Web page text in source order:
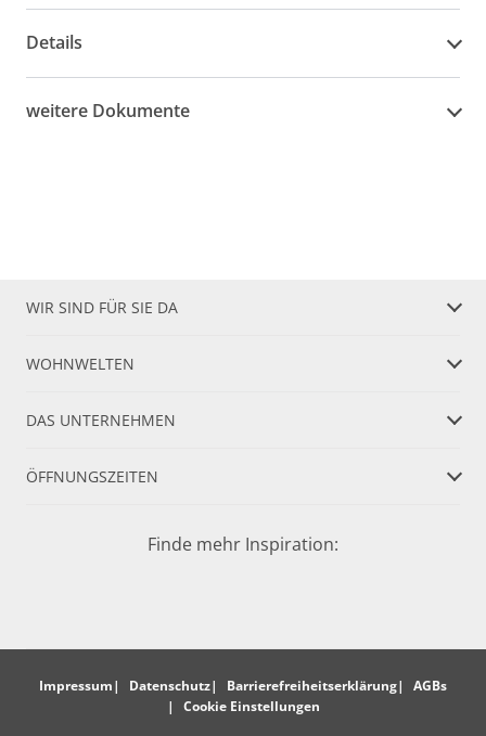
Details
weitere Dokumente
WIR SIND FÜR SIE DA
WOHNWELTEN
DAS UNTERNEHMEN
ÖFFNUNGSZEITEN
Finde mehr Inspiration:
Impressum Datenschutz Barrierefreiheitserklärung
AGBs
Cookie Einstellungen